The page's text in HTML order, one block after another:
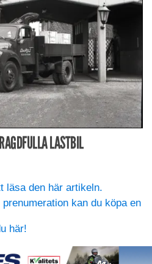
LASTBIL
läsa den här artikeln.
kan du köpa en
här!